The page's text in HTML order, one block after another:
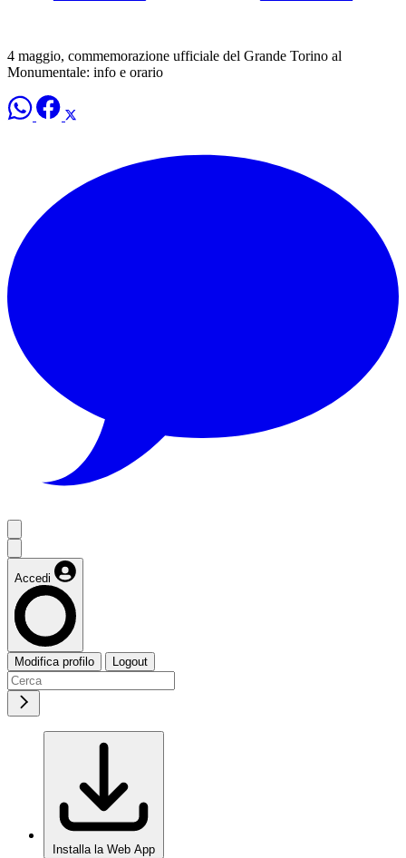
4 maggio, commemorazione ufficiale del Grande Torino al
Monumentale: info e orario
Accedi
Modifica profilo Logout
Installa la Web App